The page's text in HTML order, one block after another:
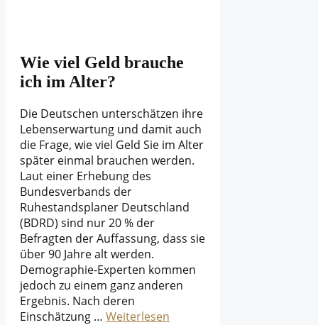
Wie viel Geld brauche
ich im Alter?
Die Deutschen unterschätzen ihre
Lebenserwartung und damit auch
die Frage, wie viel Geld Sie im Alter
später einmal brauchen werden.
Laut einer Erhebung des
Bundesverbands der
Ruhestandsplaner Deutschland
(BDRD) sind nur 20 % der
Befragten der Auffassung, dass sie
über 90 Jahre alt werden.
Demographie-Experten kommen
jedoch zu einem ganz anderen
Ergebnis. Nach deren
Einschätzung … Weiterlesen